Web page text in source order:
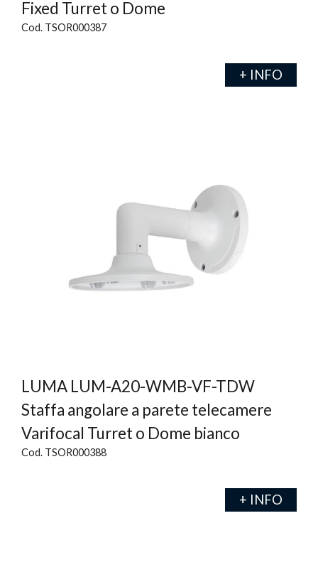
Fixed Turret o Dome
Cod. TSOR000387
+ INFO
LUMA LUM-A20-WMB-VF-TDW
Staffa angolare a parete telecamere
Varifocal Turret o Dome bianco
Cod. TSOR000388
+ INFO